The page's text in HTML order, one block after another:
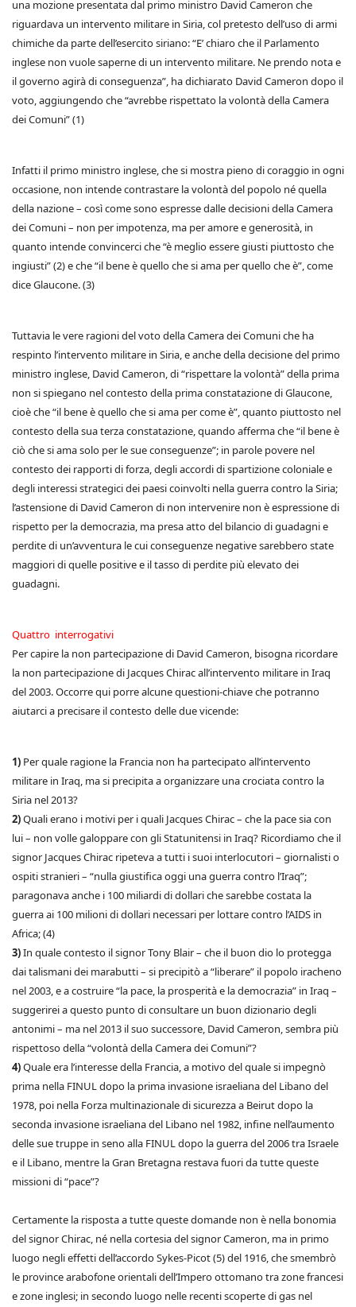
una mozione presentata dal primo ministro David Cameron che
riguardava un intervento militare in Siria, col pretesto dell’uso di armi
chimiche da parte dell’esercito siriano: “E’ chiaro che il Parlamento
inglese non vuole saperne di un intervento militare. Ne prendo nota e
il governo agirà di conseguenza”, ha dichiarato David Cameron dopo il
voto, aggiungendo che “avrebbe rispettato la volontà della Camera
dei Comuni” (1)
Infatti il primo ministro inglese, che si mostra pieno di coraggio in ogni
occasione, non intende contrastare la volontà del popolo né quella
della nazione – così come sono espresse dalle decisioni della Camera
dei Comuni – non per impotenza, ma per amore e generosità, in
quanto intende convincerci che “è meglio essere giusti piuttosto che
ingiusti” (2) e che “il bene è quello che si ama per quello che è”, come
dice Glaucone. (3)
Tuttavia le vere ragioni del voto della Camera dei Comuni che ha
respinto l’intervento militare in Siria, e anche della decisione del primo
ministro inglese, David Cameron, di “rispettare la volontà” della prima
non si spiegano nel contesto della prima constatazione di Glaucone,
cioè che “il bene è quello che si ama per come è”, quanto piuttosto nel
contesto della sua terza constatazione, quando afferma che “il bene è
ciò che si ama solo per le sue conseguenze”; in parole povere nel
contesto dei rapporti di forza, degli accordi di spartizione coloniale e
degli interessi strategici dei paesi coinvolti nella guerra contro la Siria;
l’astensione di David Cameron di non intervenire non è espressione di
rispetto per la democrazia, ma presa atto del bilancio di guadagni e
perdite di un’avventura le cui conseguenze negative sarebbero state
maggiori di quelle positive e il tasso di perdite più elevato dei
guadagni.
Quattro interrogativi
Per capire la non partecipazione di David Cameron, bisogna ricordare
la non partecipazione di Jacques Chirac all’intervento militare in Iraq
del 2003. Occorre qui porre alcune questioni-chiave che potranno
aiutarci a precisare il contesto delle due vicende:
1) Per quale ragione la Francia non ha partecipato all’intervento
militare in Iraq, ma si precipita a organizzare una crociata contro la
Siria nel 2013?
2)Quali erano i motivi per i quali Jacques Chirac – che la pace sia con
lui – non volle galoppare con gli Statunitensi in Iraq? Ricordiamo che il
signor Jacques Chirac ripeteva a tutti i suoi interlocutori – giornalisti o
ospiti stranieri – “nulla giustifica oggi una guerra contro l’Iraq”;
paragonava anche i 100 miliardi di dollari che sarebbe costata la
guerra ai 100 milioni di dollari necessari per lottare contro l’AIDS in
Africa; (4)
3)In quale contesto il signor Tony Blair – che il buon dio lo protegga
dai talismani dei marabutti – si precipitò a “liberare” il popolo iracheno
nel 2003, e a costruire “la pace, la prosperità e la democrazia” in Iraq –
suggerirei a questo punto di consultare un buon dizionario degli
antonimi – ma nel 2013 il suo successore, David Cameron, sembra più
rispettoso della “volontà della Camera dei Comuni”?
4)Quale era l’interesse della Francia, a motivo del quale si impegnò
prima nella FINUL dopo la prima invasione israeliana del Libano del
1978, poi nella Forza multinazionale di sicurezza a Beirut dopo la
seconda invasione israeliana del Libano nel 1982, infine nell’aumento
delle sue truppe in seno alla FINUL dopo la guerra del 2006 tra Israele
e il Libano, mentre la Gran Bretagna restava fuori da tutte queste
missioni di “pace”?
Certamente la risposta a tutte queste domande non è nella bonomia
del signor Chirac, né nella cortesia del signor Cameron, ma in primo
luogo negli effetti dell’accordo Sykes-Picot (5) del 1916, che smembrò
le province arabofone orientali dell’Impero ottomano tra zone francesi
e zone inglesi; in secondo luogo nelle recenti scoperte di gas nel